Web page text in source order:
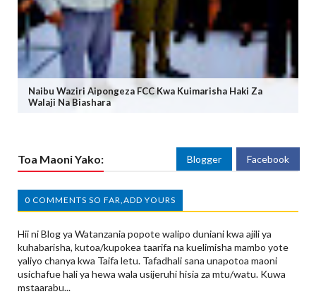
Naibu Waziri Aipongeza FCC Kwa Kuimarisha Haki Za
Walaji Na Biashara
Toa Maoni Yako: Blogger Facebook
0 COMMENTS SO FAR,ADD YOURS
Hii ni Blog ya Watanzania popote walipo duniani kwa ajili ya
kuhabarisha, kutoa/kupokea taarifa na kuelimisha mambo yote
yaliyo chanya kwa Taifa letu. Tafadhali sana unapotoa maoni
usichafue hali ya hewa wala usijeruhi hisia za mtu/watu. Kuwa
mstaarabu...